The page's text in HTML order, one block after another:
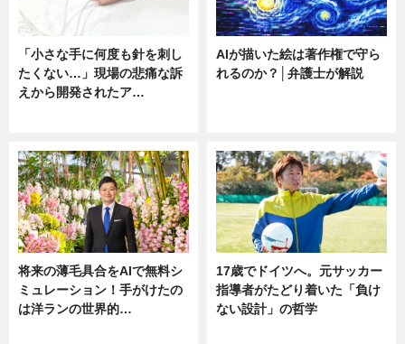
「小さな手に何度も針を刺し
たくない…」現場の悲痛な訴
えから開発されたア…
AIが描いた絵は著作権で守ら
れるのか？│弁護士が解説
将来の薄毛具合をAIで無料シ
ミュレーション！手がけたの
は洋ランの世界的…
17歳でドイツへ。元サッカー
指導者がたどり着いた「負け
ない設計」の哲学